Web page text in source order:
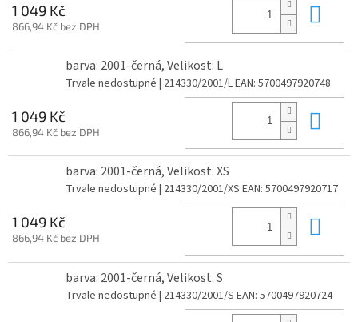
1 049 Kč
866,94 Kč bez DPH
barva: 2001-černá, Velikost: L
Trvale nedostupné | 214330/2001/LEAN: 5700497920748
1 049 Kč
866,94 Kč bez DPH
barva: 2001-černá, Velikost: XS
Trvale nedostupné | 214330/2001/XS EAN: 5700497920717
1 049 Kč
866,94 Kč bez DPH
barva: 2001-černá, Velikost: S
Trvale nedostupné | 214330/2001/S EAN: 5700497920724